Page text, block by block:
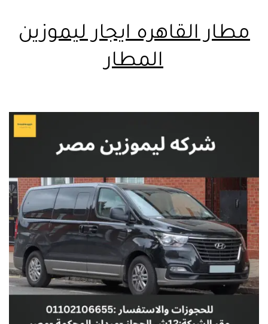
مطار القاهره ايجار ليموزين
المطار